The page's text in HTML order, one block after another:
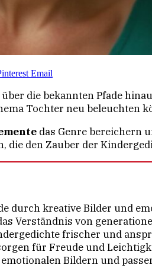
Email
über die bekannten Pfade
Tochter neu beleuchten
das Genre bereichern
die den Zauber der
durch kreative Bilder und
Verständnis von
frischer und
für Freude und
Bildern und